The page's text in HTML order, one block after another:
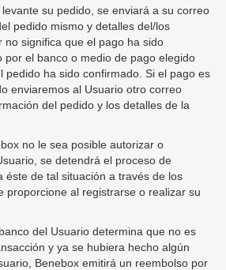
su pedido, se enviará a su correo
pedido mismo y detalles del/los
no significa que el pago ha sido
por el banco o medio de pago elegido
pedido ha sido confirmado. Si el pago es
enviaremos al Usuario otro correo
del pedido y los detalles de la
no le sea posible autorizar o
se detendrá el proceso de
éste de tal situación a través de los
proporcione al registrarse o realizar su
del Usuario determina que no es
y ya se hubiera hecho algún
Benebox emitirá un reembolso por